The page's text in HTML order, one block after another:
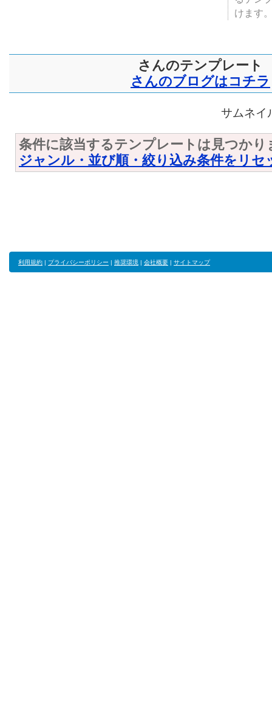
けます
さんのテンプレート
さんのブログはコチラ
サムネイ
条件に該当するテンプレートは見つかり
ジャンル・並び順・絞り込み条件をリセ
利用規約 | プライバシーポリシー | 推奨環境 | 会社概要 | サイトマップ